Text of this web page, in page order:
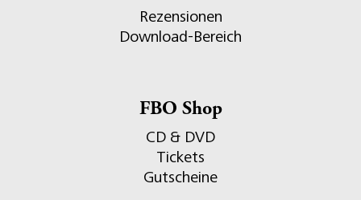
Rezensionen
Download-Bereich
FBO Shop
CD & DVD
Tickets
Gutscheine